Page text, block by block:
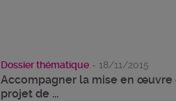
Dossier thématique - 18/11/2015
Accompagner la mise en œuvre
projet de ...